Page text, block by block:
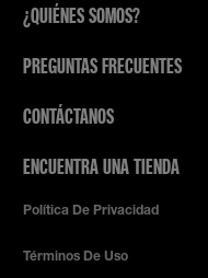
¿QUIÉNES SOMOS?
PREGUNTAS FRECUENTES
CONTÁCTANOS
ENCUENTRA UNA TIENDA
Política De Privacidad
Términos De Uso